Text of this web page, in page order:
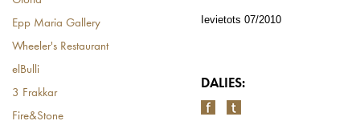
Epp Maria Gallery
Wheeler's Restaurant
elBulli
3 Frakkar
Fire&Stone
Ievietots 07/2010
DALIES: